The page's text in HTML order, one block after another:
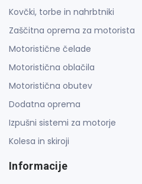
Kovčki, torbe in nahrbtniki
Zaščitna oprema za motorista
Motoristične čelade
Motoristična oblačila
Motoristična obutev
Dodatna oprema
Izpušni sistemi za motorje
Kolesa in skiroji
Informacije